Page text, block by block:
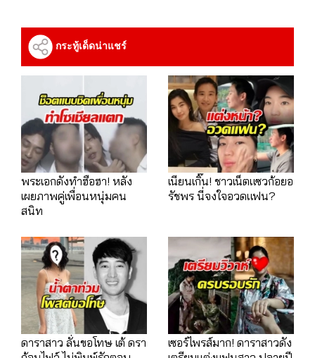
กระทู้เด็ดน่าแชร์
พระเอกดังทำฮือฮา! หลัง
เผยภาพคู่เพื่อนหนุ่มคน
สนิท
เนียนเกิ๊น! ชาวเน็ตแซวก้อยอ
รัชพร นี่จงใจอวดแฟน?
ดาราสาว ลั่นขอโทษ เต้ ดรา
เซอร์ไพรส์มาก! ดาราสาวดัง